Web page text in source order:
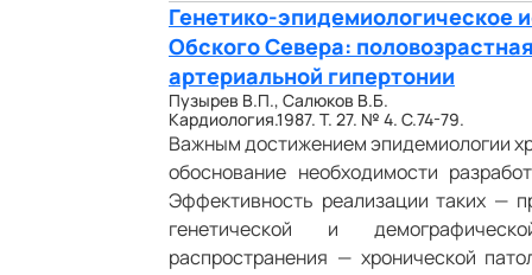
Генетико-эпидемиологическое
Обского Севера:
артериальной гипертонии
Пузырев В.П., Салюков В.Б.
Кардиология.1987. Т. 27. № 4. С.74-79.
Важным достижением эпидемиологии
обоснование необходимости
Эффективность реализации таких —
генетической и
распространения — хронической